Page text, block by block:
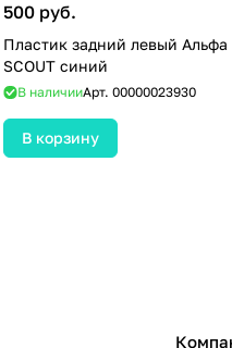
500 руб.
Пластик задний левый Альфа
SCOUT синий
В наличииАрт. 00000023930
В корзину